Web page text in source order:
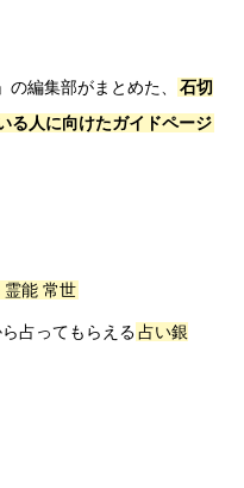
編集部がまとめた、
石切
る人に向けたガイドページ
霊能 常世
占ってもらえる占い銀